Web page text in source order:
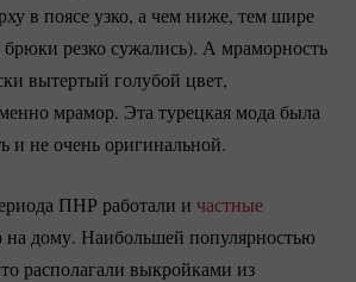
в поясе узко, а чем ниже, тем шире
брюки резко сужались). А мраморность
вытертый голубой цвет,
мрамор. Эта турецкая мода была
и не очень оригинальной.
ПНР работали и частные
дому. Наибольшей популярностью
располагали выкройками из